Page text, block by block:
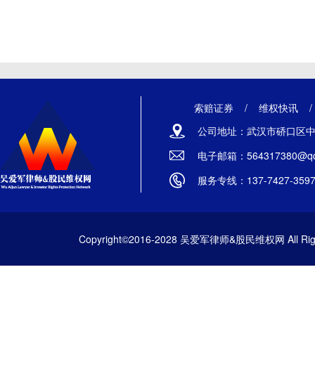
索赔证券 / 维权快讯
公司地址：武汉市硚口区
电子邮箱：
服务专线：137-7427-3597
Copyright©2016-2028 吴爱军律师&股民维权网 All